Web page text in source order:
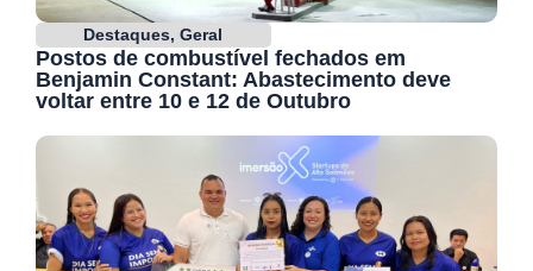
Destaques,Geral
Postos de combustível fechados em
Benjamin Constant: Abastecimento deve
voltar entre 10 e 12 de Outubro